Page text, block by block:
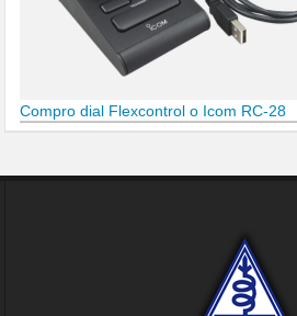
Compro dial Flexcontrol o Icom RC-28